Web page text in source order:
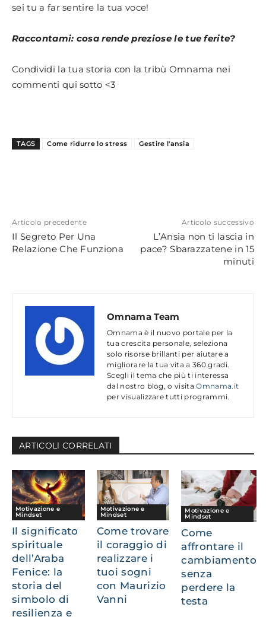
sei tu a far sentire la tua voce!
Raccontami: cosa rende preziose le tue ferite?
Condividi la tua storia con la tribù Omnama nei
commenti qui sotto <3
TAGS Come ridurre lo stress Gestire l'ansia
Articolo precedente
Il Segreto Per Una
Relazione Che Funziona
Articolo successivo
L’Ansia non ti lascia in
pace? Sbarazzatene in 15
minuti
Omnama Team
Omnama è il nuovo portale per la
tua crescita personale, seleziona
solo risorse brillanti per aiutare a
migliorare la tua vita a 360 gradi.
Scegli il tema che più ti interessa
dal nostro blog, o visitaOmnama.it
per visualizzare tutti programmi.
ARTICOLl CORRELATI
Motivazione e
Mindset
Il significato
spirituale
dell’Araba
Fenice: la
storia del
simbolo di
resilienza e
Motivazione e
Mindset
Come trovare
il coraggio di
realizzare i
tuoi sogni
con Maurizio
Vanni
Motivazione e
Mindset
Come
affrontare il
cambiamento
senza
perdere la
testa